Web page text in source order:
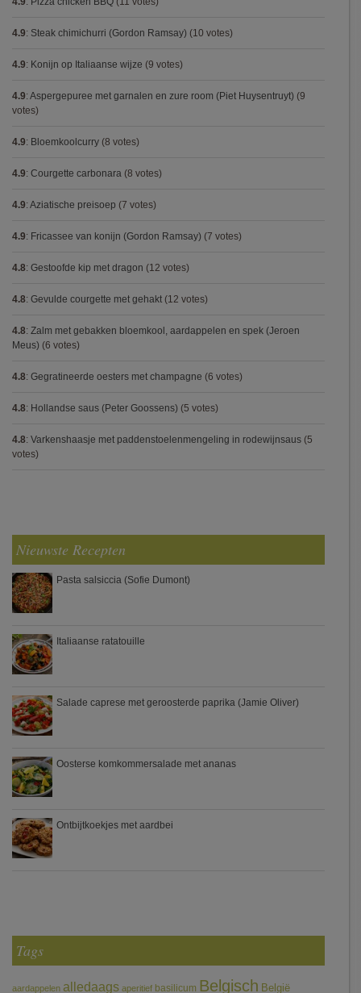
4.9: Steak chimichurri (Gordon Ramsay) (10 votes)
4.9: Konijn op Italiaanse wijze (9 votes)
4.9: Aspergepuree met garnalen en zure room (Piet Huysentruyt) (9
votes)
4.9: Bloemkoolcurry (8 votes)
4.9: Courgette carbonara (8 votes)
4.9: Aziatische preisoep (7 votes)
4.9: Fricassee van konijn (Gordon Ramsay) (7 votes)
4.8: Gestoofde kip met dragon (12 votes)
4.8: Gevulde courgette met gehakt (12 votes)
4.8: Zalm met gebakken bloemkool, aardappelen en spek (Jeroen
Meus) (6 votes)
4.8: Gegratineerde oesters met champagne (6 votes)
4.8: Hollandse saus (Peter Goossens) (5 votes)
4.8: Varkenshaasje met paddenstoelenmengeling in rodewijnsaus (5
votes)
Nieuwste Recepten
Pasta salsiccia (Sofie Dumont)
Italiaanse ratatouille
Salade caprese met geroosterde paprika (Jamie Oliver)
Oosterse komkommersalade met ananas
Ontbijtkoekjes met aardbei
Tags
aardappelen alledaags aperitief basilicum Belgisch België